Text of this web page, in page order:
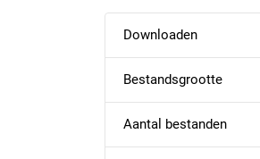
Downloaden
Bestandsgrootte
Aantal bestanden